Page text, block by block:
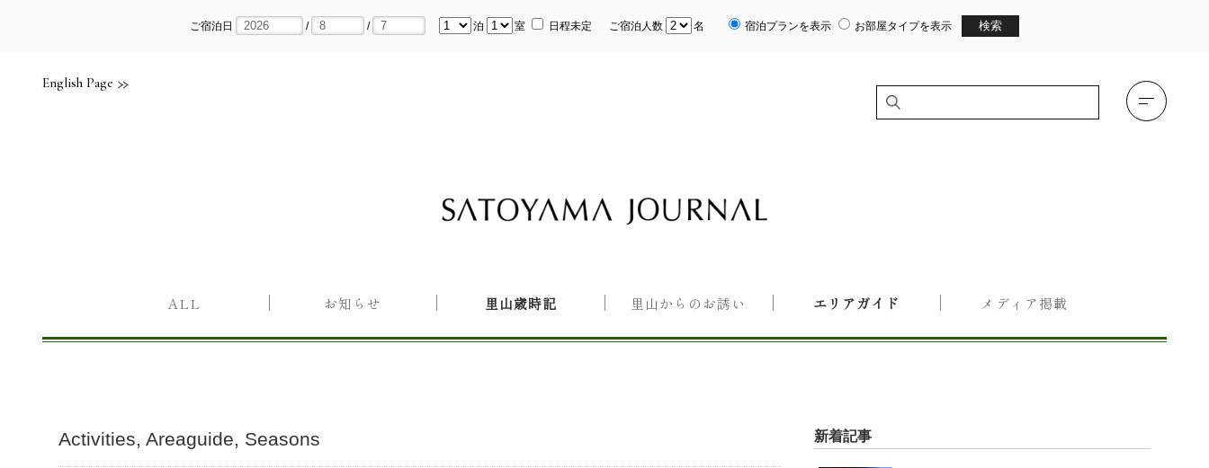
English Page
ご宿泊日 / / 泊 室 日程未定 ご宿泊人数 名 宿泊プランを表示 お部屋タイプを表示
ALL お知らせ 里山歳時記 里山からのお誘い エリアガイド メディア掲載
Activities Areaguide Seasons 新着記事